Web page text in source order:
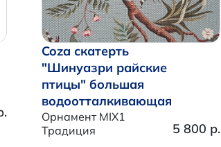
Coza скатерть
"Шинуазри райские
птицы" большая
водоотталкивающая
Орнамент MIX1
Традиция
5 800 р.